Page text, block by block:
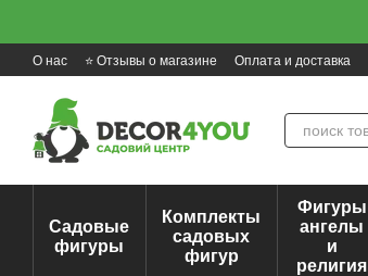
О нас ⭐ Отзывы о магазине Оплата и доставка
Садовые
фигуры
Комплекты
садовых
фигур
Фигуры
ангелы
и
религия